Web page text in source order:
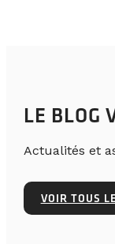
LE BLOG
Actualités et
VOIR TOUS